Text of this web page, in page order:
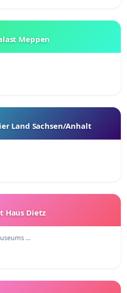
Meppen
Land Sachsen/Anhalt
Haus Dietz
…